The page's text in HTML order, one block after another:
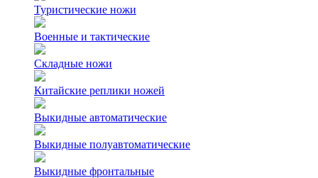
Туристические ножи
Военные и тактические
Складные ножи
Китайские реплики ножей
Выкидные автоматические
Выкидные полуавтоматические
Выкидные фронтальные